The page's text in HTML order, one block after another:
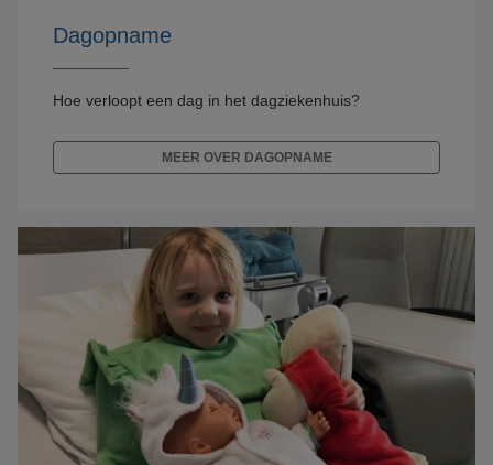
Dagopname
Hoe verloopt een dag in het dagziekenhuis?
MEER OVER DAGOPNAME